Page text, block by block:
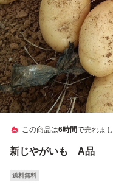
この商品は6時間で売れま
新じやがいも A品
送料無料